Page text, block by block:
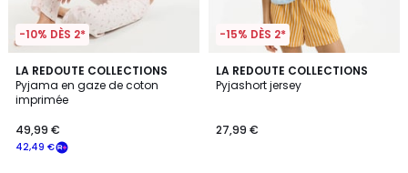
-10% DÈS 2*
LA REDOUTE COLLECTIONS
Pyjama en gaze de coton
imprimée
42,49 €
49,99 €
4,6
/ 5
-15% DÈS 2*
LA REDOUTE COLLECTIONS
Pyjashort jersey
27,99 €
4,8
/ 5